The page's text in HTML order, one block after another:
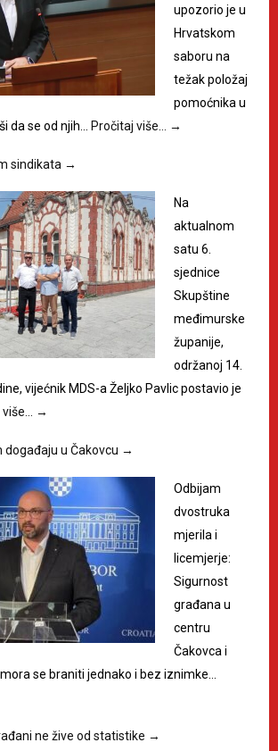
upozorio je u
Hrvatskom
saboru na
težak položaj
pomoćnika u
da se od njih… Pročitaj više… →
sindikata →
Na
aktualnom
satu 6.
sjednice
Skupštine
međimurske
županije,
održanoj 14.
vijećnik MDS-a Željko Pavlic postavio je
više… →
događaju u Čakovcu →
Odbijam
dvostruka
mjerila i
licemjerje:
Sigurnost
građana u
centru
Čakovca i
se braniti jednako i bez iznimke…
ne žive od statistike →